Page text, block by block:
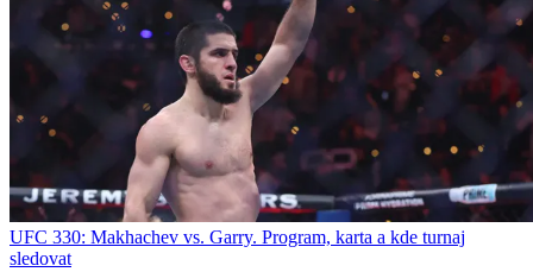
UFC 330: Makhachev vs. Garry. Program, karta a kde turnaj
sledovat